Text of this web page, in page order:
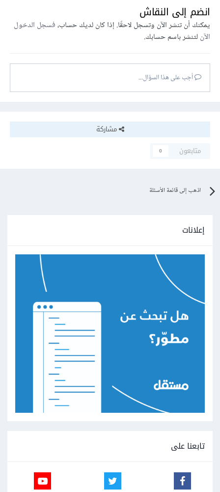
انضم إلى النقاش
يمكنك أن تنشر الآن وتسجل لاحقًا. إذا كان لديك حساب،فسجل الدخول
الآنلتنشر باسم حسابك.
أجب على هذا السؤال...
مشاركة
متابعون
0
اذهب إلى قائمة الأسئلة
إعلانات
تابعنا على